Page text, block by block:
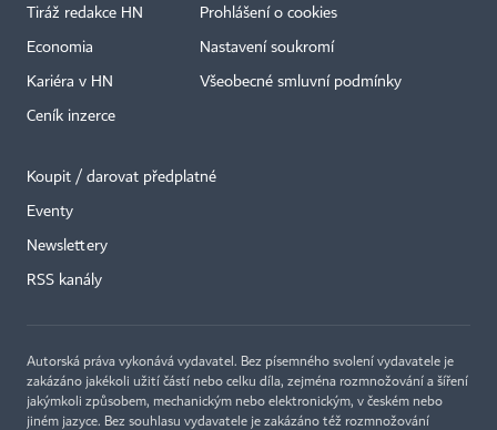
Tiráž redakce HN
Economia
Kariéra v HN
Ceník inzerce
Prohlášení o cookies
Nastavení soukromí
Všeobecné smluvní podmínky
Koupit / darovat předplatné
Eventy
Newslettery
RSS kanály
Autorská práva vykonává vydavatel. Bez písemného svolení vydavatele je
zakázáno jakékoli užití částí nebo celku díla, zejména rozmnožování a šíření
jakýmkoli způsobem, mechanickým nebo elektronickým, v českém nebo
jiném jazyce. Bez souhlasu vydavatele je zakázáno též rozmnožování